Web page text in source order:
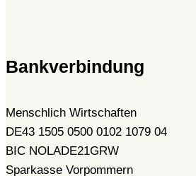
Bankverbindung
Menschlich Wirtschaften
DE43 1505 0500 0102 1079 04
BIC NOLADE21GRW
Sparkasse Vorpommern